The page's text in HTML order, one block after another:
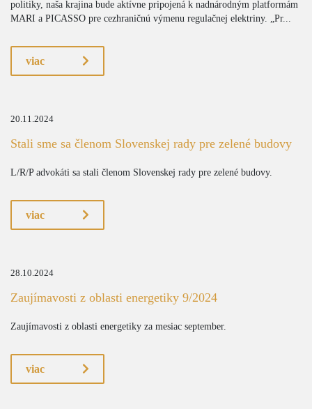
politiky, naša krajina bude aktívne pripojená k nadnárodným platformám
MARI a PICASSO pre cezhraničnú výmenu regulačnej elektriny. „Pr...
viac
20.11.2024
Stali sme sa členom Slovenskej rady pre zelené budovy
L/R/P advokáti sa stali členom Slovenskej rady pre zelené budovy.
viac
28.10.2024
Zaujímavosti z oblasti energetiky 9/2024
Zaujímavosti z oblasti energetiky za mesiac september.
viac